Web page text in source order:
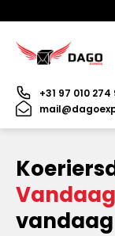
+31 97 010 274